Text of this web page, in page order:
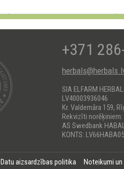
+371
SIA ELFARM
LV40003936046
Kr. Valdemāra 159,
Rekvizīti norēķiniem:
AS Swedbank
KONTS:
Datu aizsardzības politika Noteikumi